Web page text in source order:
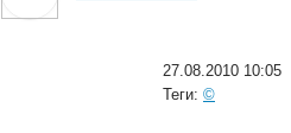
27.08.2010 10:05
Теги: ©